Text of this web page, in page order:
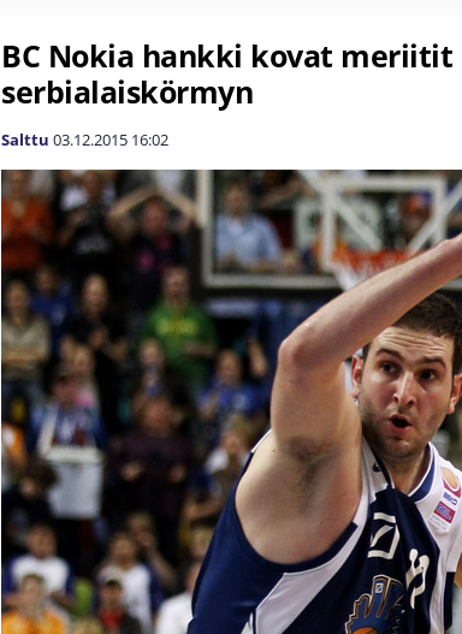
BC Nokia hankki kovat meriitit
serbialaiskörmyn
Salttu 03.12.2015 16:02